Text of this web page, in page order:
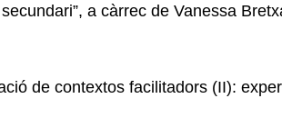
a càrrec de Vanessa
de contextos facilitadors (II):